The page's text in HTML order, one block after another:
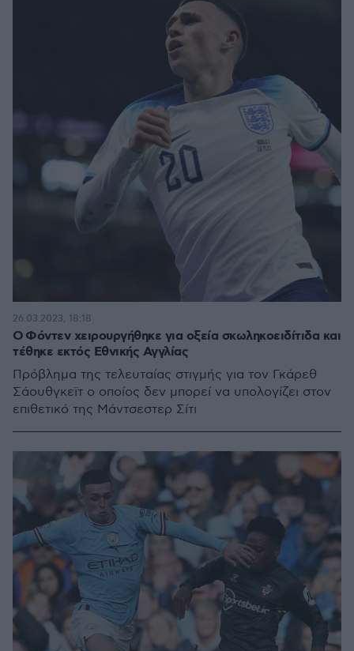
Ο Φόντεν χειρουργήθηκε για οξεία σκωληκοειδίτιδα και
τέθηκε εκτός Εθνικής Αγγλίας
Πρόβλημα της τελευταίας στιγμής για τον Γκάρεθ
Σάουθγκεϊτ ο οποίος δεν μπορεί να υπολογίζει στον
επιθετικό της Μάντσεστερ Σίτι
26.03.2023, 18:18